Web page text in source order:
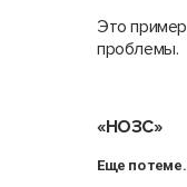
Это
проблемы.
«НОЗС»
Еще по